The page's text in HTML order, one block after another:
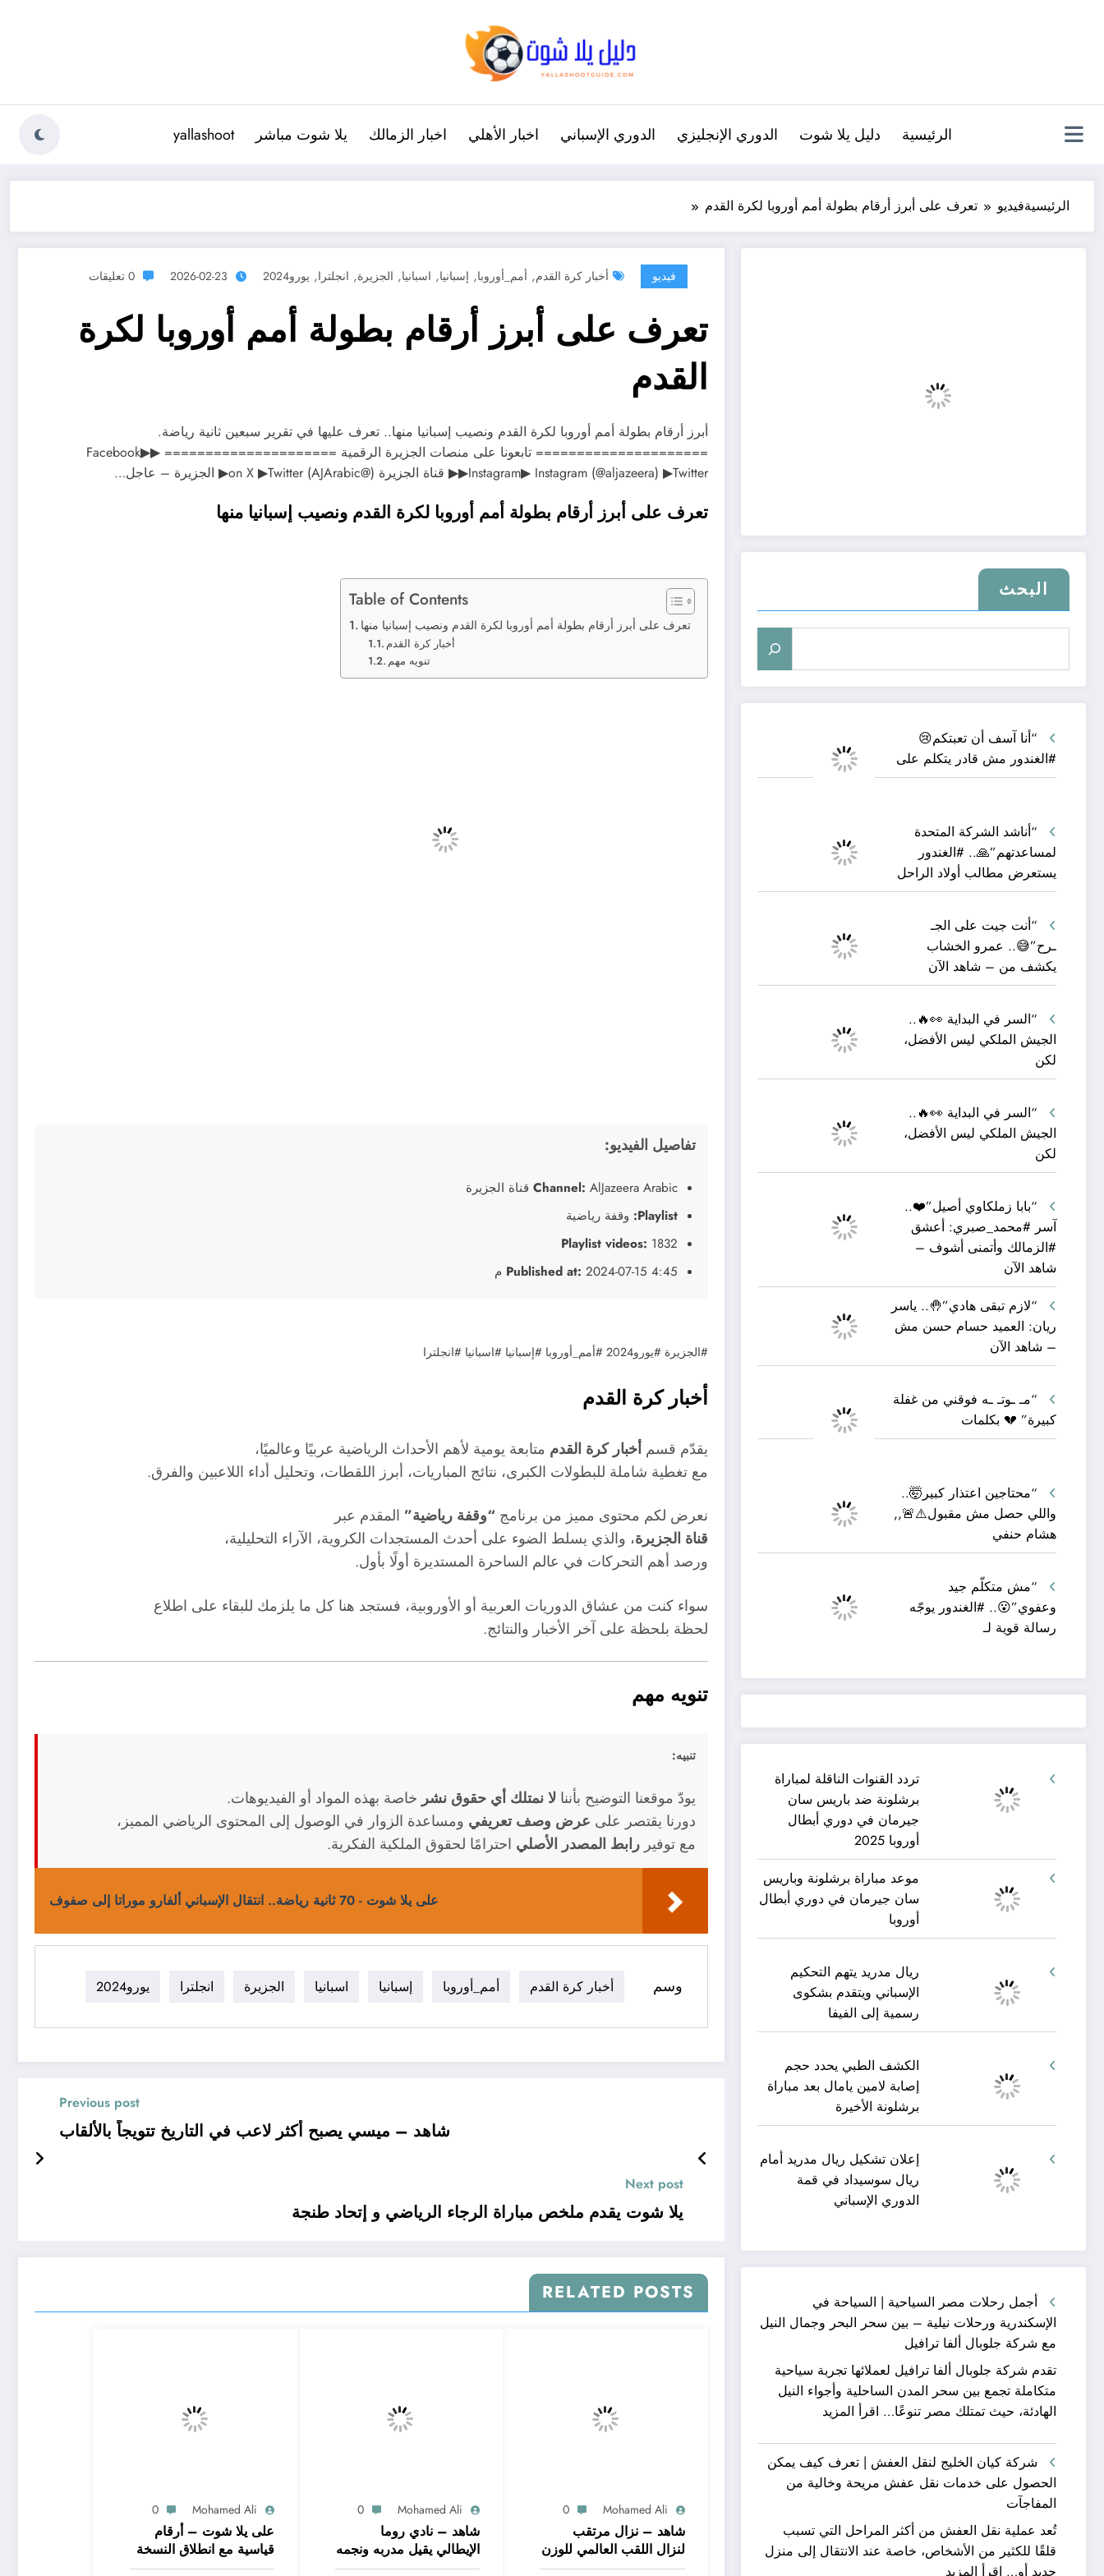
الرئيسية دليل يلا شوت الدوري الإنجليزي الدوري الإسباني اخبار الأهلي اخبار الزمالك يلا شوت مباشر yallashoot
الرئيسيةفيديو تعرف على أبرز أرقام بطولة أمم أوروبا لكرة القدم
البحث
“أنا آسف أن تعبتكم😢
#الغندور مش قادر يتكلم على
“أناشد الشركة المتحدة
لمساعدتهم”🙏.. #الغندور
يستعرض مطالب أولاد الراحل
“أنت جيت على الجـ
ـرح”😅.. عمرو الخشاب
يكشف من – شاهد الآن
“السر في البداية 👀🔥..
الجيش الملكي ليس الأفضل،
لكن
“السر في البداية 👀🔥..
الجيش الملكي ليس الأفضل،
لكن
“بابا زملكاوي أصيل”❤️..
آسر #محمد_صبري: أعشق
#الزمالك وأتمنى أشوف –
شاهد الآن
“لازم تبقى هادي”🤚.. ياسر
ريان: العميد حسام حسن مش
– شاهد الآن
“مـ ـوتـ ـه فوقني من غفلة
كبيرة” 💔 بكلمات
“محتاجين اعتذار كبير🤯..
واللي حصل مش مقبول⚠️🚨,,
هشام حنفي
“مش متكلّم جيد
وعفوي”😮.. #الغندور يوجّه
رسالة قوية لـ
تردد القنوات الناقلة لمباراة
برشلونة ضد باريس سان
جيرمان في دوري أبطال
أوروبا 2025
موعد مباراة برشلونة وباريس
سان جيرمان في دوري أبطال
أوروبا
ريال مدريد يتهم التحكيم
الإسباني ويتقدم بشكوى
رسمية إلى الفيفا
الكشف الطبي يحدد حجم
إصابة لامين يامال بعد مباراة
برشلونة الأخيرة
إعلان تشكيل ريال مدريد أمام
ريال سوسيداد في قمة
الدوري الإسباني
أجمل رحلات مصر السياحية | السياحة في
الإسكندرية ورحلات نيلية – بين سحر البحر وجمال النيل
مع شركة جلوبال ألفا ترافيل
تقدم شركة جلوبال ألفا ترافيل لعملائها تجربة سياحية
متكاملة تجمع بين سحر المدن الساحلية وأجواء النيل
الهادئة، حيث تمتلك مصر تنوعًا… اقرأ المزيد
مصر
السياحية
السياحة
في
شركة كيان الخليج لنقل العفش | تعرف كيف يمكن
الحصول على خدمات نقل عفش مريحة وخالية من
المفاجآت
تُعد عملية نقل العفش من أكثر المراحل التي تسبب
قلقًا للكثير من الأشخاص، خاصة عند الانتقال إلى منزل
جديد أو… اقرأ المزيد
فيديو أخبار كرة القدم, أمم_أوروبا, إسبانيا, اسبانيا, الجزيرة, انجلترا, يورو2024 2026-02-23 0 تعليقات
تعرف على أبرز أرقام بطولة أمم أوروبا لكرة
القدم
أبرز أرقام بطولة أمم أوروبا لكرة القدم ونصيب إسبانيا منها.. تعرف عليها في تقرير سبعين ثانية رياضة.
===================== تابعونا على منصات الجزيرة الرقمية ===================== ▶Facebook▶
▶Instagram▶ Instagram (@aljazeera) ▶Twitter▶ قناة الجزيرة (@AJArabic) on X ▶Twitter▶ الجزيرة – عاجل…
تعرف على أبرز أرقام بطولة أمم أوروبا لكرة القدم ونصيب إسبانيا منها
Table of Contents
تعرف على أبرز أرقام بطولة أمم أوروبا لكرة القدم ونصيب إسبانيا منها
أخبار كرة القدم
تنويه مهم
تفاصيل الفيديو:
Channel: AlJazeera Arabic قناة الجزيرة
Playlist: وقفة رياضية
Playlist videos: 1832
Published at: 2024-07-15 4:45 م
#الجزيرة #يورو2024 #أمم_أوروبا #إسبانيا #اسبانيا #انجلترا
أخبار كرة القدم
يقدّم قسمأخبار كرة القدم متابعة يومية لأهم الأحداث الرياضية عربيًا وعالميًا،
مع تغطية شاملة للبطولات الكبرى، نتائج المباريات، أبرز اللقطات، وتحليل أداء اللاعبين والفرق.
نعرض لكم محتوى مميز من برنامج “وقفة رياضية” المقدم عبر
قناة الجزيرة، والذي يسلط الضوء على أحدث المستجدات الكروية، الآراء التحليلية،
ورصد أهم التحركات في عالم الساحرة المستديرة أولًا بأول.
سواء كنت من عشاق الدوريات العربية أو الأوروبية، فستجد هنا كل ما يلزمك للبقاء على اطلاع
لحظة بلحظة على آخر الأخبار والنتائج.
تنويه مهم
تنبيه:
يودّ موقعنا التوضيح بأننالا نمتلك أي حقوق نشر خاصة بهذه المواد أو الفيديوهات.
دورنا يقتصر على عرض وصف تعريفي ومساعدة الزوار في الوصول إلى المحتوى الرياضي المميز،
مع توفيررابط المصدر الأصلي احترامًا لحقوق الملكية الفكرية.
على يلا شوت - 70 ثانية رياضة.. انتقال الإسباني ألفارو موراتا إلى صفوف
وسم أخبار كرة القدم أمم_أوروبا إسبانيا اسبانيا الجزيرة انجلترا يورو2024
Previous post
شاهد – ميسي يصبح أكثر لاعب في التاريخ تتويجاً بالألقاب
Next post
يلا شوت يقدم ملخص مباراة الرجاء الرياضي و إتحاد طنجة
RELATED POSTS
Mohamed Ali
0
شاهد – نزال مرتقب
لنزال اللقب العالمي للوزن
الثقيل للملاكمة بين
Mohamed Ali
0
شاهد – نادي روما
الإيطالي يقيل مدربه ونجمه
السابق دانييلي دي
Mohamed Ali
0
على يلا شوت – أرقام
قياسية مع انطلاق النسخة
الجديدة من مسابقة دوري